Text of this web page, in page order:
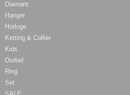
Diamant
Hanger
Horloge
Ketting & Collier
Kids
Oorbel
Ring
Set